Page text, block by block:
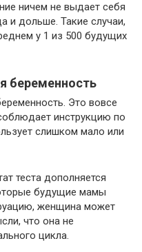
ничем не выдает себя
и дольше. Такие случаи,
у 1 из 500 будущих
беременность
Это вовсе
инструкцию по
слишком мало или
теста дополняется
будущие мамы
женщина может
что она не
цикла.